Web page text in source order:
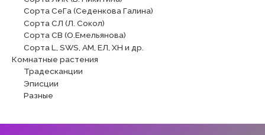
Сорта СеГа (Седенкова Галина)
Сорта СЛ (Л. Сокол)
Сорта СВ (О.Емельянова)
Сорта L, SWS, АМ, ЕЛ, ХН и др.
Комнатные растения
Традесканции
Эписции
Разные